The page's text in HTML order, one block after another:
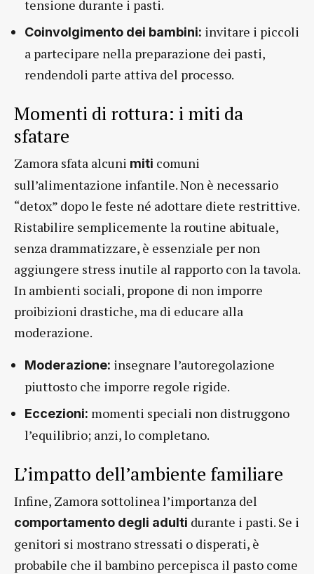
tensione durante i pasti.
Coinvolgimento dei bambini: invitare i piccoli
a partecipare nella preparazione dei pasti,
rendendoli parte attiva del processo.
Momenti di rottura: i miti da
sfatare
Zamora sfata alcuni miti comuni
sull’alimentazione infantile. Non è necessario
“detox” dopo le feste né adottare diete restrittive.
Ristabilire semplicemente la routine abituale,
senza drammatizzare, è essenziale per non
aggiungere stress inutile al rapporto con la tavola.
In ambienti sociali, propone di non imporre
proibizioni drastiche, ma di educare alla
moderazione.
Moderazione: insegnare l’autoregolazione
piuttosto che imporre regole rigide.
Eccezioni: momenti speciali non distruggono
l’equilibrio; anzi, lo completano.
L’impatto dell’ambiente familiare
Infine, Zamora sottolinea l’importanza del
comportamento degli adulti durante i pasti. Se i
genitori si mostrano stressati o disperati, è
probabile che il bambino percepisca il pasto come